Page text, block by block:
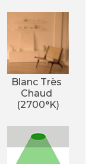
Blanc Très
Chaud
(2700°K)